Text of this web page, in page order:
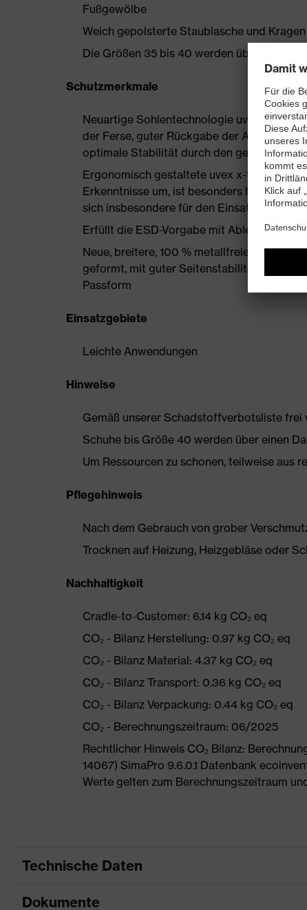
Fußgewölbe
Weich gepolsterte Staublasche und Kragen
Die Größen 35 bis 40 werden über einen
Schutzmerkmale
Neuartige Sohlentechnologie uvex i-
der Ferse, guter Rückgabe der
optimale Stabilität durch den
Ergonomisch gestaltete uvex x-tended
Erkenntnisse um, ist besonders haltbar
sich insbesondere für den Einsatz auf
Erfüllt die ESD-Vorgabe mit
Neue, breitere, 100 % metallfreie uvex
geformt, mit guter Seitenstabilität und
Passform
Einsatzgebiete
Leichte Anwendungen
Hinweise
Gemäß unserer Schadstoffverbotsliste frei
Schuhe bis Größe 40 werden über einen
Um Ressourcen zu schonen, teilweise aus
Pflegehinweis
Nach dem Gebrauch von grober
Trocknen auf Heizung, Heizgebläse oder
Nachhaltigkeit
Cradle-to-Customer: 6.14 kg CO₂ eq
CO₂ - Bilanz Herstellung: 0.97 kg CO₂ eq
CO₂ - Bilanz Material: 4.37 kg CO₂ eq
CO₂ - Bilanz Transport: 0.36 kg CO₂ eq
CO₂ - Bilanz Verpackung: 0.44 kg CO₂ eq
CO₂ - Berechnungszeitraum: 06/2025
Rechtlicher Hinweis CO₂ Bilanz:
14067) SimaPro 9.6.0.1 Datenbank
Werte gelten zum Berechnungszeitraum
Technische Daten
Produktart
Dokumente